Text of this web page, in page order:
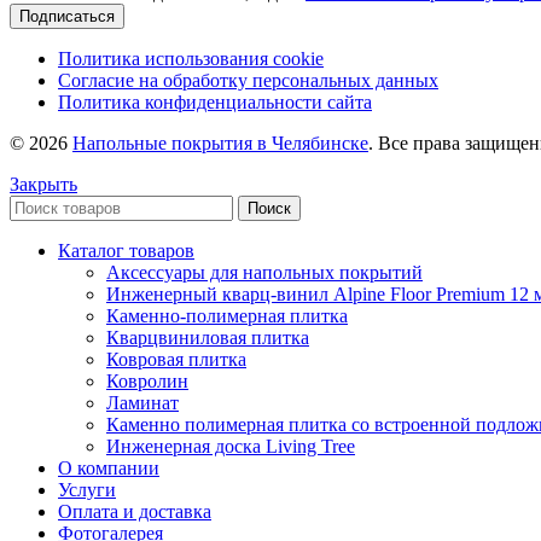
Подписаться
Политика использования cookie
Согласие на обработку персональных данных
Политика конфиденциальности сайта
© 2026 Напольные покрытия в Челябинске. Все права
Закрыть
Поиск
Каталог товаров
Аксессуары для напольных покрытий
Инженерный кварц-винил Alpine Floor Premium 12
Каменно-полимерная плитка
Кварцвиниловая плитка
Ковровая плитка
Ковролин
Ламинат
Каменно полимерная плитка со встроенной
Инженерная доска Living Tree
О компании
Услуги
Оплата и доставка
Фотогалерея